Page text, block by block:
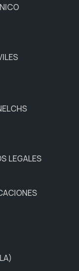
LEGALES